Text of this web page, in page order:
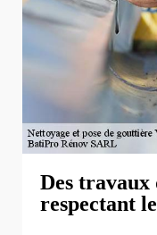
Des travaux
respectant